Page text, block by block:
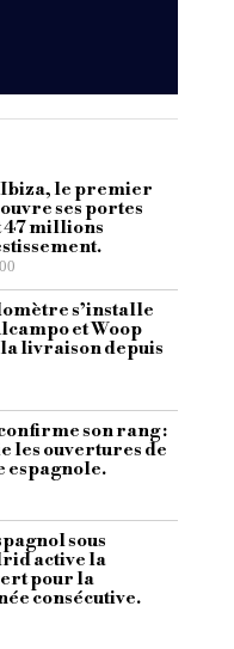
le premier
ses portes
47 millions
s’installe
et Woop
livraison depuis
son rang :
les ouvertures de
espagnole.
sous
active la
pour la
consécutive.